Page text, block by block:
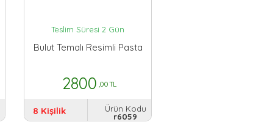
Teslim Süresi 2 Gün
Bulut Temalı Resimli Pasta
2800 ,00 TL
8 Kişilik
Ürün Kodu
r6059